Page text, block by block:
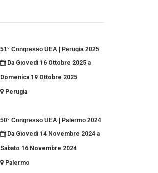
51° Congresso UEA | Perugia 2025
Da Giovedi 16 Ottobre 2025 a
Domenica 19 Ottobre 2025
Perugia
50° Congresso UEA | Palermo 2024
Da Giovedi 14 Novembre 2024 a
Sabato 16 Novembre 2024
Palermo